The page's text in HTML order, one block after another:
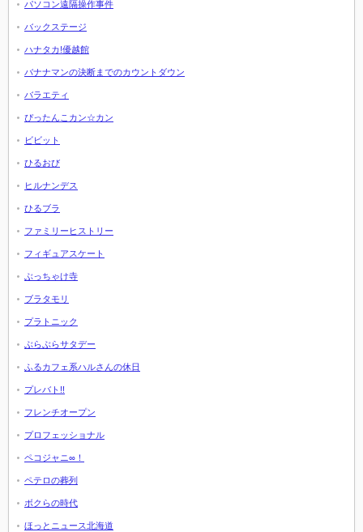
パソコン遠隔操作事件
バックステージ
ハナタカ!優越館
バナナマンの決断までのカウントダウン
バラエティ
ぴったんこカン☆カン
ビビット
ひるおび
ヒルナンデス
ひるブラ
ファミリーヒストリー
フィギュアスケート
ぶっちゃけ寺
ブラタモリ
プラトニック
ぶらぶらサタデー
ふるカフェ系ハルさんの休日
プレバト!!
フレンチオープン
プロフェッショナル
ペコジャニ∞！
ペテロの葬列
ボクらの時代
ほっとニュース北海道